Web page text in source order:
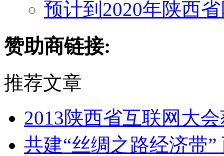
预计到2020年陕西
赞助商链接:
推荐文章
2013陕西省互联网大
共建“丝绸之路经济带